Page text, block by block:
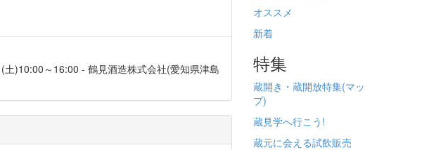
)10:00～16:00 - 鶴見酒造株式会社(愛知県津島
オススメ
新着
特集
蔵開き・蔵開放特集(マッ
プ)
蔵見学へ行こう!
蔵元に会える試飲販売